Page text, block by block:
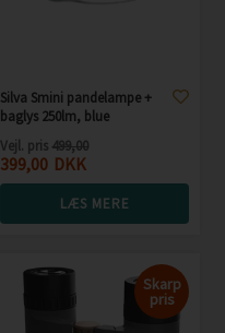
Silva Smini pandelampe +
baglys 250lm, blue
Vejl. pris 499,00
399,00 DKK
LÆS MERE
Skarp
pris